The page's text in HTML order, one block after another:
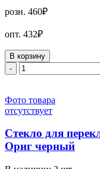
розн. 460₽
опт. 432₽
В корзину
-
Фото товара
отсутствует
Стекло для
Ориг черный